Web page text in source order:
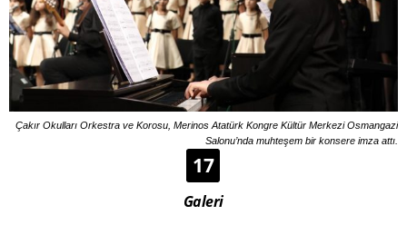
Çakır Okulları Orkestra ve Korosu, Merinos Atatürk Kongre Kültür Merkezi Osmangazi
Salonu’nda muhteşem bir konsere imza attı.
17
Galeri